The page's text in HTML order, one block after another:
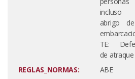
incluso
abrigo
TE:
de atraque
REGLAS_NORMAS:
ABE